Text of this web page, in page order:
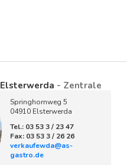
Elsterwerda - Zentrale
Springhornweg 5
04910 Elsterwerda
Tel.: 03 53 3 / 23 47
Fax: 03 53 3 / 26 26
verkaufewda@as-
gastro.de